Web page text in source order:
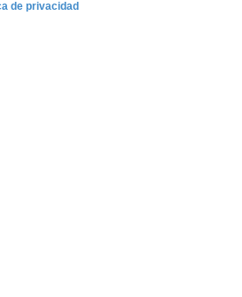
de privacidad